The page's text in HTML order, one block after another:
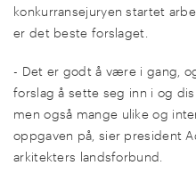
konkurransejuryen startet
er det beste forslaget.
- Det er godt å være i gang,
forslag å sette seg inn i og
men også mange ulike og
oppgaven på, sier president
arkitekters landsforbund.